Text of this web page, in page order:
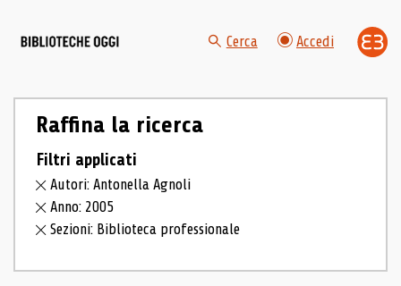
Cerca Accedi
Raffina la ricerca
Filtri applicati
Autori: Antonella Agnoli
Anno: 2005
Sezioni: Biblioteca professionale